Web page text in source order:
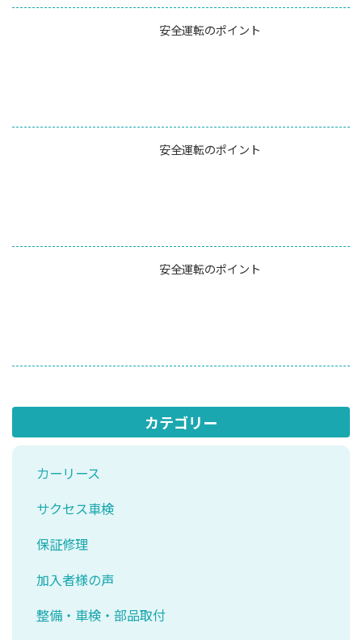
安全運転のポイント
安全運転のポイント
安全運転のポイント
カテゴリー
カーリース
サクセス車検
保証修理
加入者様の声
整備・車検・部品取付